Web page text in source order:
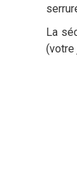
La
(votre